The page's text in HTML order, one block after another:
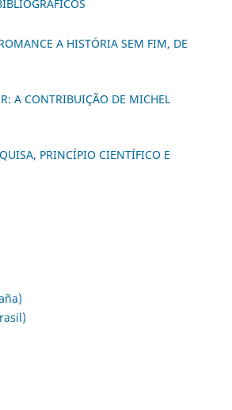
A HISTÓRIA SEM FIM, DE
A CONTRIBUIÇÃO DE MICHEL
PRINCÍPIO CIENTÍFICO E